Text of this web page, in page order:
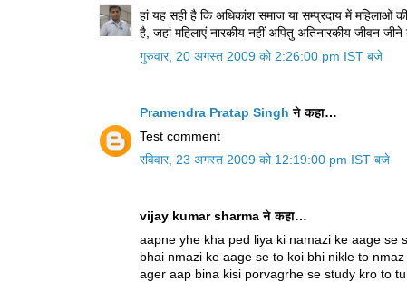
हां यह सही है कि अधिकांश समाज या सम्प्रदाय में महिलाओं
है, जहां महिलाएं नारकीय नहीं अपितु अतिनारकीय जीवन
गुरुवार, 20 अगस्त 2009 को 2:26:00 pm IST बजे
Pramendra Pratap Singh ने कहा…
Test comment
रविवार, 23 अगस्त 2009 को 12:19:00 pm IST बजे
vijay kumar sharma ने कहा…
aapne yhe kha ped liya ki namazi ke aage se
bhai nmazi ke aage se to koi bhi nikle to
ager aap bina kisi porvagrhe se study kro to